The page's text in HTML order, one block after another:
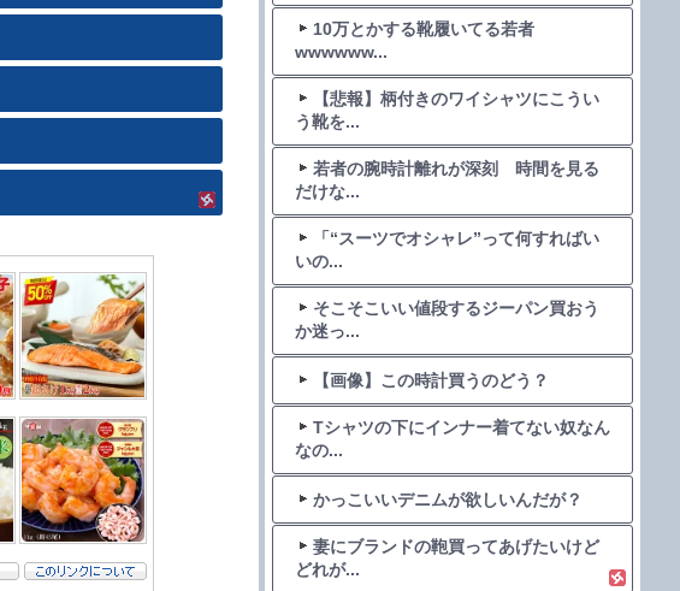
10万とかする靴履いてる若者
wwwwww...
【悲報】柄付きのワイシャツにこうい
う靴を...
若者の腕時計離れが深刻 時間を見る
だけな...
「“スーツでオシャレ”って何すればい
いの...
そこそこいい値段するジーパン買おう
か迷っ...
【画像】この時計買うのどう？
Tシャツの下にインナー着てない奴なん
なの...
かっこいいデニムが欲しいんだが？
妻にブランドの鞄買ってあげたいけど
どれが...